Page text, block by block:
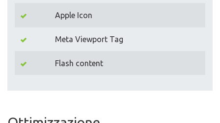
Apple Icon
Meta Viewport Tag
Flash content